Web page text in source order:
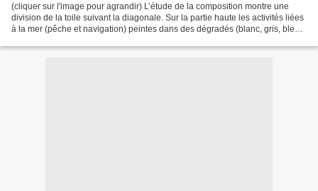
(cliquer sur l'image pour agrandir) L’étude de la composition montre une
division de la toile suivant la diagonale. Sur la partie haute les activités liées
à la mer (pêche et navigation) peintes dans des dégradés (blanc, gris, bleu),